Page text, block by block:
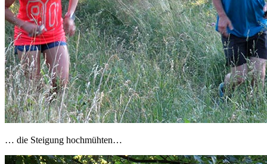
… die Steigung hochmühten…